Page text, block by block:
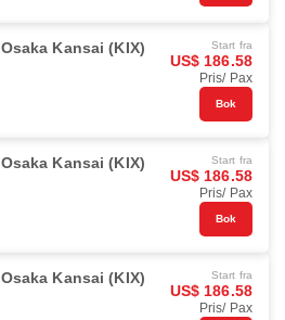
Osaka Kansai (KIX) Start fra
US$ 186.58
Pris/ Pax
Bok
Osaka Kansai (KIX) Start fra
US$ 186.58
Pris/ Pax
Bok
Osaka Kansai (KIX) Start fra
US$ 186.58
Pris/ Pax